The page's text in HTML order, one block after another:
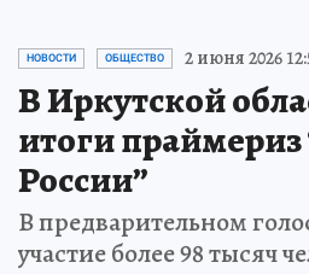
НОВОСТИ ОБЩЕСТВО 2 июня 2026
В Иркутской
итоги
России”
В предварительном
участие более 98 тысяч